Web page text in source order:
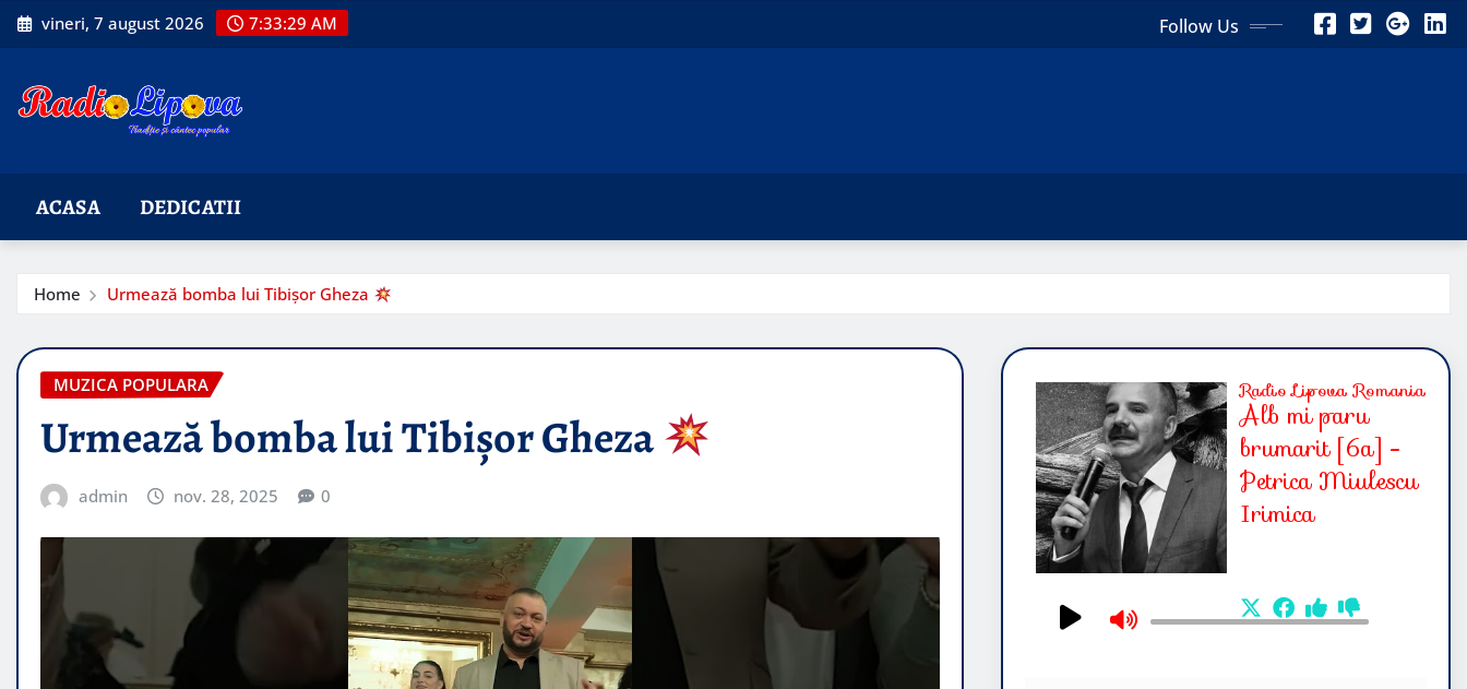
Skip
to
vineri, 7 august 2026 7:33:30 AM Follow Us
ACASA DEDICATII
Home Urmează bomba lui Tibișor Gheza
MUZICA POPULARA
Urmează bomba lui Tibișor Gheza
admin nov. 28, 2025 0